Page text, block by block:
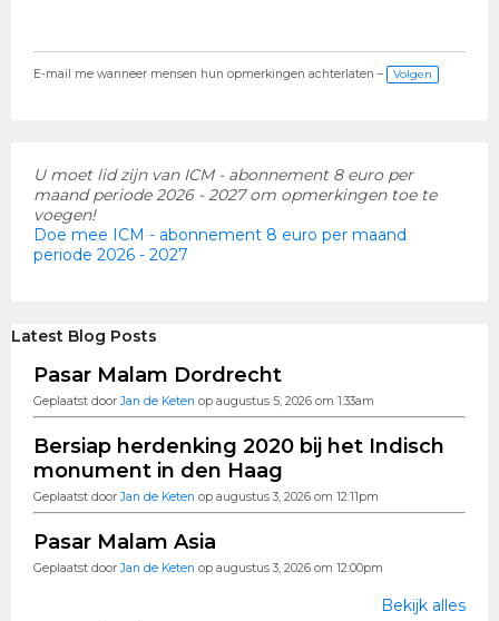
E-mail me wanneer mensen hun opmerkingen achterlaten – Volgen
U moet lid zijn van ICM - abonnement 8 euro per
maand periode 2026 - 2027 om opmerkingen toe te
voegen!
Doe mee ICM - abonnement 8 euro per maand
periode 2026 - 2027
Latest Blog Posts
Pasar Malam Dordrecht
Geplaatst door Jan de Keten op augustus 5, 2026 om 1:33am
Bersiap herdenking 2020 bij het Indisch
monument in den Haag
Geplaatst door Jan de Keten op augustus 3, 2026 om 12:11pm
Pasar Malam Asia
Geplaatst door Jan de Keten op augustus 3, 2026 om 12:00pm
Bekijk alles